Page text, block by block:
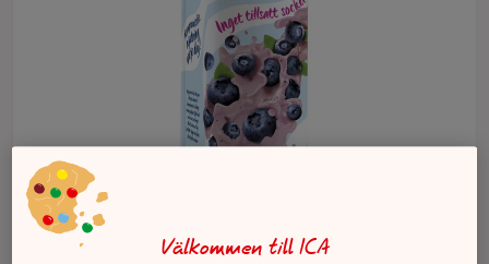
Välkommen till ICA